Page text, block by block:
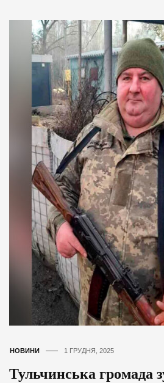
НОВИНИ 1 ГРУДНЯ, 2025
Тульчинська громада